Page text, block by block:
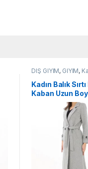
DIŞ GİYİM, GİYİM,
KADIN
Kadın Balık
Kaban Uzun Boy
Kruvaze Yaka
Astarlı Tesettür